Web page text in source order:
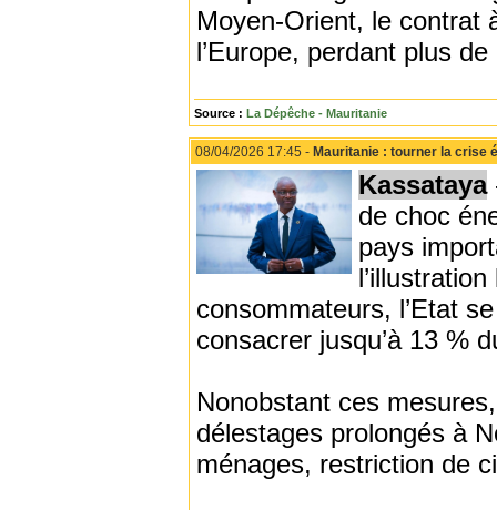
Moyen-Orient, le contrat
l’Europe, perdant plus
Source : La Dépêche - Mauritanie
08/04/2026 17:45 - Mauritanie : tourner la crise
Kassataya
de choc
pays
consommateurs, l’Etat
consacrer jusqu’à 13 %
Nonobstant ces
délestages prolongés à
ménages, restriction de